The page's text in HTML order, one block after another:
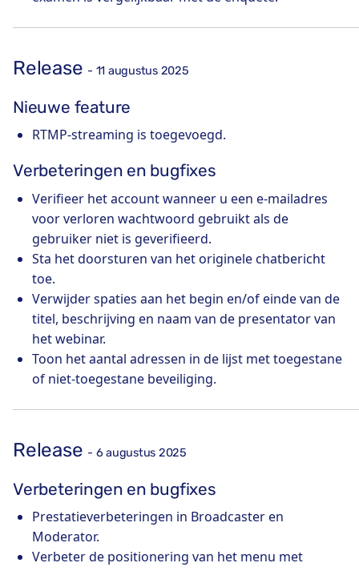
Release - 11 augustus 2025
Nieuwe feature
RTMP-streaming is toegevoegd.
Verbeteringen en bugfixes
Verifieer het account wanneer u een e-mailadres
voor verloren wachtwoord gebruikt als de
gebruiker niet is geverifieerd.
Sta het doorsturen van het originele chatbericht
toe.
Verwijder spaties aan het begin en/of einde van de
titel, beschrijving en naam van de presentator van
het webinar.
Toon het aantal adressen in de lijst met toegestane
of niet-toegestane beveiliging.
Release - 6 augustus 2025
Verbeteringen en bugfixes
Prestatieverbeteringen in Broadcaster en
Moderator.
Verbeter de positionering van het menu met